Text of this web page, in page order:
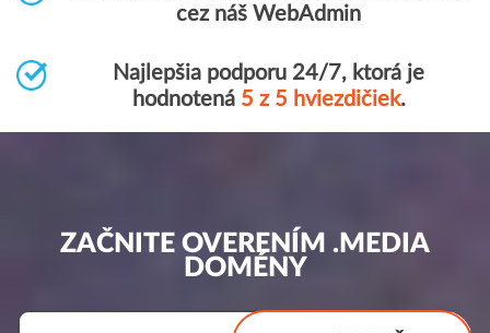
cez náš WebAdmin
Najlepšia podporu 24/7, ktorá je
hodnotená 5 z 5 hviezdičiek.
ZAČNITE OVERENÍM .MEDIA
DOMÉNY